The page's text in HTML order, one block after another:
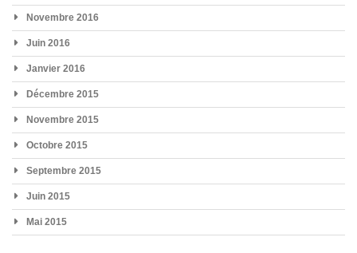
Novembre 2016
Juin 2016
Janvier 2016
Décembre 2015
Novembre 2015
Octobre 2015
Septembre 2015
Juin 2015
Mai 2015